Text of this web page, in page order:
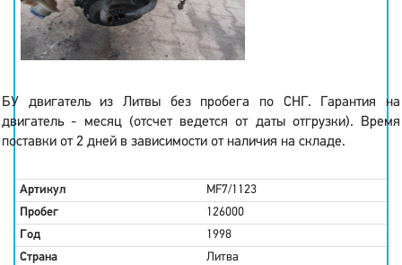
БУ двигатель из Литвы без пробега по СНГ. Гарантия на
двигатель - месяц (отсчет ведется от даты отгрузки). Время
поставки от 2 дней в зависимости от наличия на складе.
Артикул
MF7/1123
Пробег
126000
Год
1998
Страна
Литва